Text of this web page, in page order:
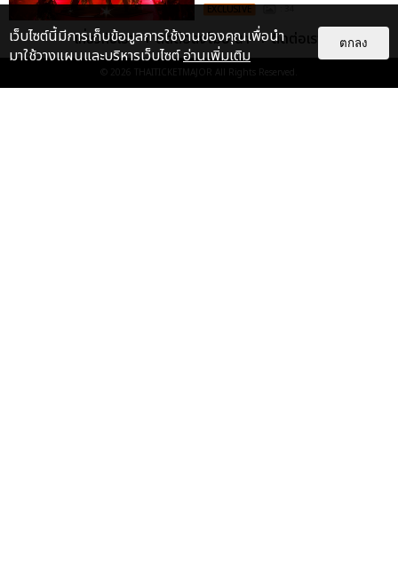
EXCLUSIVE
ไม่ว่าจะวันนี้หรือวันไหน ก็จะยังภูมิใจ
ในตัว &QUOT;แจบอม&QUOT;
เกี่ยวกับเรา ติดต่อลงโฆษณา ติดต่อเรา
© 2026 THAITICKETMAJOR All Rights Reserved.
เว็บไซต์นี้มีการเก็บข้อมูลการใช้งานของคุณเพื่อนำ
มาใช้วางแผนและบริหารเว็บไซต์อ่านเพิ่มเติม
ตกลง